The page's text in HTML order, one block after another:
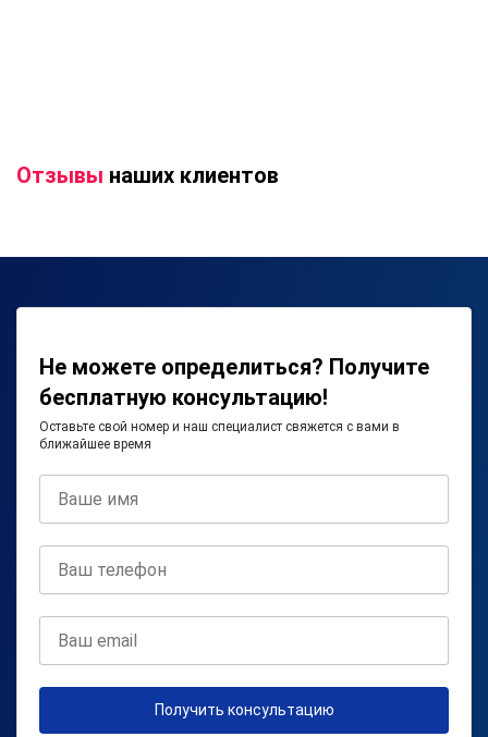
Отзывы наших клиентов
Не можете определиться? Получите
бесплатную консультацию!
Оставьте свой номер и наш специалист свяжется с вами в
ближайшее время
Получить консультацию